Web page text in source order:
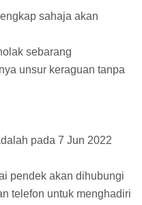
sahaja akan
sebarang
unsur keraguan tanpa
pada 7 Jun 2022
pendek akan dihubungi
telefon untuk menghadiri